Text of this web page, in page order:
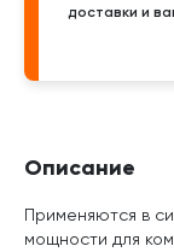
доставки и
Описание
Применяются в
мощности для